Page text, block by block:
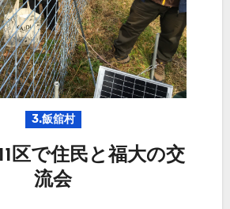
3.飯舘村
区で住民と福大の交
流会